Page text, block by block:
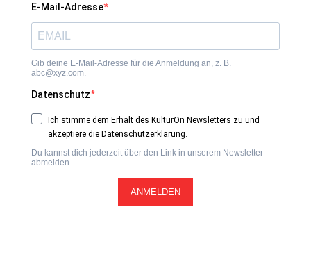
E-Mail-Adresse
Gib deine E-Mail-Adresse für die Anmeldung an, z. B.
abc@xyz.com.
Datenschutz
Ich stimme dem Erhalt des KulturOn Newsletters zu und
akzeptiere die Datenschutzerklärung.
Du kannst dich jederzeit über den Link in unserem Newsletter
abmelden.
ANMELDEN